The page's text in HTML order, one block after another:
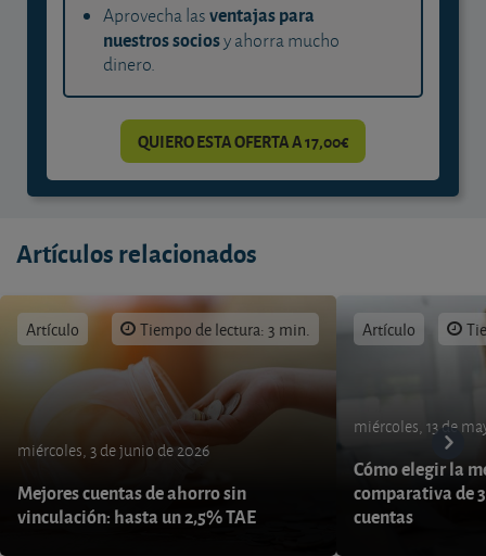
Aprovecha lasventajas para
nuestros sociosy ahorra mucho
dinero.
QUIERO ESTA OFERTA A 17,00€
Artículos relacionados
Artículo Tiempo de lectura: 3 min.
miércoles, 3 de junio de 2026
Mejores cuentas de ahorro sin
vinculación: hasta un 2,5% TAE
Artículo
miércoles, 13 de
Cómo elegir la
comparativa de
cuentas